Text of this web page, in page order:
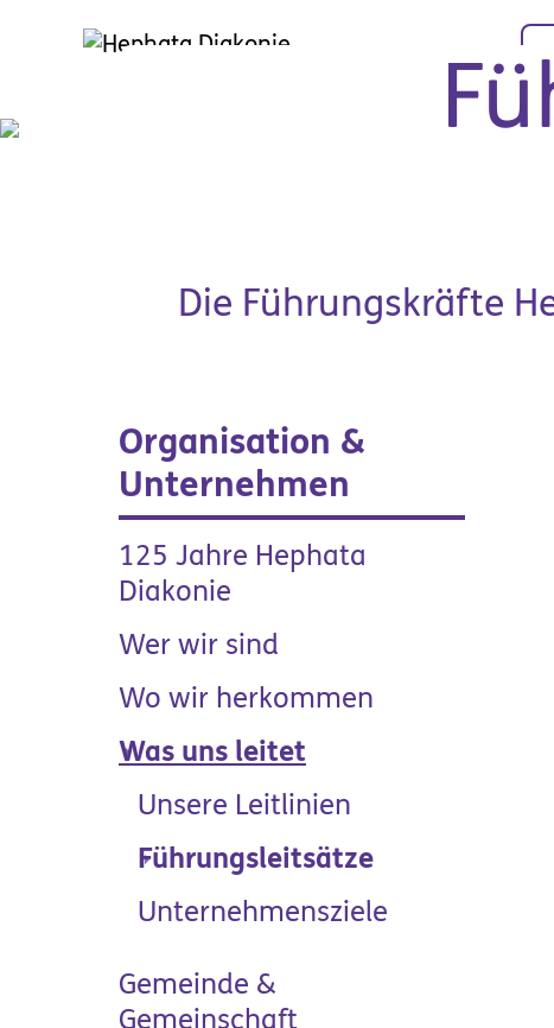
Hilfe & Rat
Produkte &
Die Führungskräfte
Organisation &
Unternehmen
125 Jahre Hephata
Diakonie
Wer wir sind
Wo wir herkommen
Was uns leitet
Unsere Leitlinien
Führungsleitsätze(current)
Unternehmensziele
Gemeinde &
Gemeinschaft